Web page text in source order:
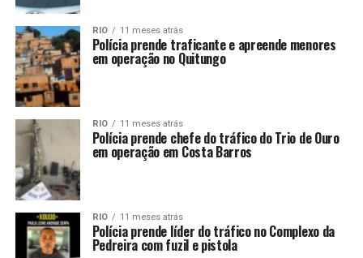
RIO 11 meses atrás
Polícia prende traficante e apreende menores
em operação no Quitungo
RIO 11 meses atrás
Polícia prende chefe do tráfico do Trio de Ouro
em operação em Costa Barros
RIO 11 meses atrás
Polícia prende líder do tráfico no Complexo da
Pedreira com fuzil e pistola